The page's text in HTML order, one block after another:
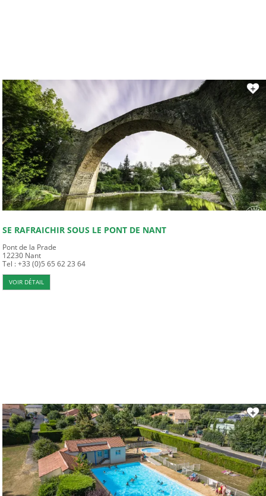
SE RAFRAICHIR SOUS LE PONT DE NANT
Pont de la Prade
12230 Nant
Tel : +33 (0)5 65 62 23 64
VOIR DÉTAIL